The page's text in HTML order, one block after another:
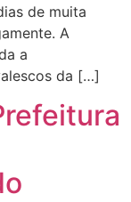
de muita
A
a
da […]